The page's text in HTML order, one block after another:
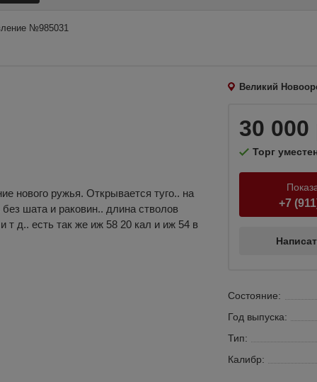
№985031
Великий
нового ружья. Открывается туго.. на
шата и раковин.. длина стволов
т д.. есть так же иж 58 20 кал и иж 54 в
30 000
Торг
+7
Состояние:
Год выпуска:
Тип:
Калибр: